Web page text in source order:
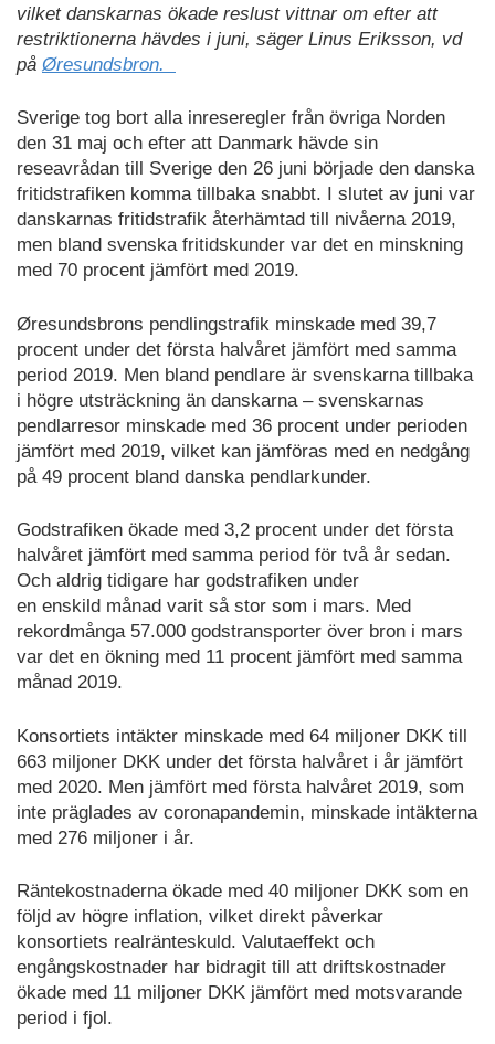
vilket danskarnas ökade reslust vittnar om efter att
restriktionerna hävdes i juni, säger Linus Eriksson, vd
på Øresundsbron.
Sverige tog bort alla inreseregler från övriga Norden
den 31 maj och efter att Danmark hävde sin
reseavrådan till Sverige den 26 juni började den danska
fritidstrafiken komma tillbaka snabbt. I slutet av juni var
danskarnas fritidstrafik återhämtad till nivåerna 2019,
men bland svenska fritidskunder var det en minskning
med 70 procent jämfört med 2019.
Øresundsbrons pendlingstrafik minskade med 39,7
procent under det första halvåret jämfört med samma
period 2019. Men bland pendlare är svenskarna tillbaka
i högre utsträckning än danskarna – svenskarnas
pendlarresor minskade med 36 procent under perioden
jämfört med 2019, vilket kan jämföras med en nedgång
på 49 procent bland danska pendlarkunder.
Godstrafiken ökade med 3,2 procent under det första
halvåret jämfört med samma period för två år sedan.
Och aldrig tidigare har godstrafiken under
en enskild månad varit så stor som i mars. Med
rekordmånga 57.000 godstransporter över bron i mars
var det en ökning med 11 procent jämfört med samma
månad 2019.
Konsortiets intäkter minskade med 64 miljoner DKK till
663 miljoner DKK under det första halvåret i år jämfört
med 2020. Men jämfört med första halvåret 2019, som
inte präglades av coronapandemin, minskade intäkterna
med 276 miljoner i år.
Räntekostnaderna ökade med 40 miljoner DKK som en
följd av högre inflation, vilket direkt påverkar
konsortiets realränteskuld. Valutaeffekt och
engångskostnader har bidragit till att driftskostnader
ökade med 11 miljoner DKK jämfört med motsvarande
period i fjol.